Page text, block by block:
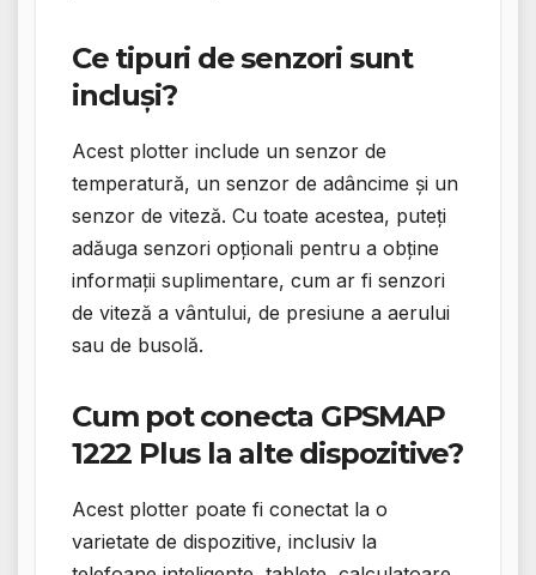
Ce tipuri de senzori sunt
incluși?
Acest plotter include un senzor de
temperatură, un senzor de adâncime și un
senzor de viteză. Cu toate acestea, puteți
adăuga senzori opționali pentru a obține
informații suplimentare, cum ar fi senzori
de viteză a vântului, de presiune a aerului
sau de busolă.
Cum pot conecta GPSMAP
1222 Plus la alte dispozitive?
Acest plotter poate fi conectat la o
varietate de dispozitive, inclusiv la